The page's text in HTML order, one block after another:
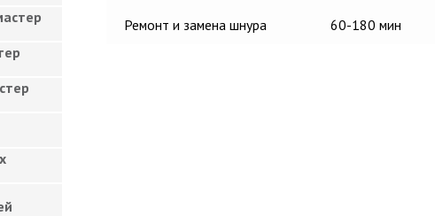
Ремонт и замена шнура 60-180 мин